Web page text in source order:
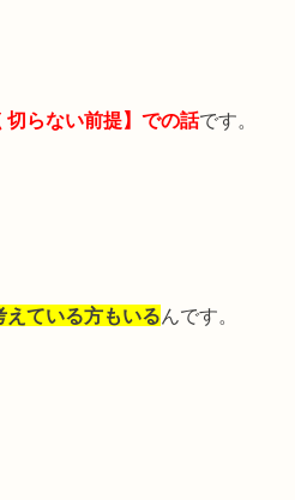
切らない前提】での話です。
えている方もいるんです。